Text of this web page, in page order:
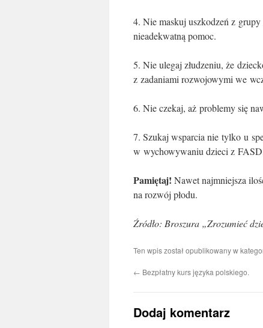
4. Nie maskuj uszkodzeń z
nieadekwatną pomoc.
5. Nie ulegaj złudzeniu, że
z zadaniami rozwojowymi we
6. Nie czekaj, aż problemy się
7. Szukaj wsparcia nie tylko u
w wychowywaniu dzieci z
Pamiętaj! Nawet najmniejsza
na rozwój płodu.
Źródło: Broszura „Zrozumieć
Ten wpis został opublikowany w
← Bezpłatny kurs języka polskiego.
Dodaj komentarz